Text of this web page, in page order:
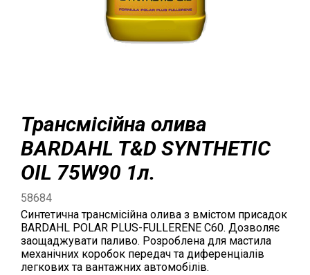
Трансмісійна олива
BARDAHL T&D SYNTHETIC
OIL 75W90 1л.
58684
Синтетична трансмісійна олива з вмістом присадок
BARDAHL POLAR PLUS-FULLERENE C60. Дозволяє
заощаджувати паливо. Розроблена для мастила
механічних коробок передач та диференціалів
легкових та вантажних автомобілів.